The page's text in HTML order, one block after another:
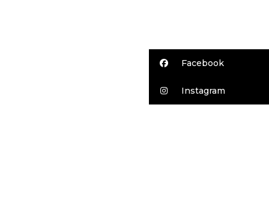
Facebook
Instagram